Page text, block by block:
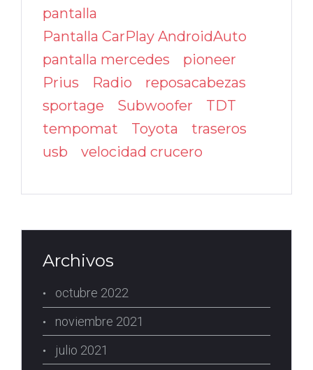
pantalla
Pantalla CarPlay AndroidAuto
pantalla mercedes
pioneer
Prius
Radio
reposacabezas
sportage
Subwoofer
TDT
tempomat
Toyota
traseros
usb
velocidad crucero
Archivos
octubre 2022
noviembre 2021
julio 2021